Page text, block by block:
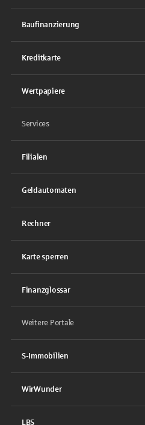
Baufinanzierung
Kreditkarte
Wertpapiere
Services
Filialen
Geldautomaten
Rechner
Karte sperren
Finanzglossar
Weitere Portale
S-Immobilien
WirWunder
LBS